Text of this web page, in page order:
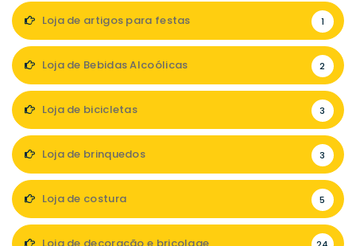
Loja de artigos para festas 1
Loja de Bebidas Alcoólicas 2
Loja de bicicletas 3
Loja de brinquedos 3
Loja de costura 5